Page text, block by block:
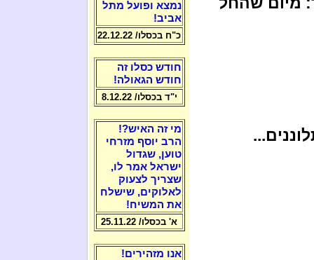
נמצא ופועל מתל
אביב!
כ"ח בכסלו/ 22.12.22
חודש כסלו זה
חודש הגאולה!
י"ד בכסלו/ 8.12.22
מי זה האיש?!
הרב יוסף מזרחי
טוען, שגדול
ישראל אמר לו,
שצריך לצעוק
לאלוקים, שישלח
את המשיח!
א' בכסלו/ 25.11.22
אנו מזהירים!